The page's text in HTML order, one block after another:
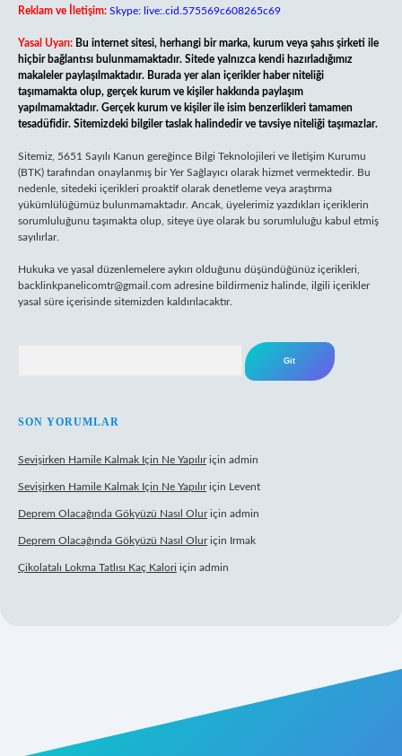
Reklam ve İletişim: Skype: live:.cid.575569c608265c69
Yasal Uyarı: Bu internet sitesi, herhangi bir marka, kurum veya şahıs şirketi ile
hiçbir bağlantısı bulunmamaktadır. Sitede yalnızca kendi hazırladığımız
makaleler paylaşılmaktadır. Burada yer alan içerikler haber niteliği
taşımamakta olup, gerçek kurum ve kişiler hakkında paylaşım
yapılmamaktadır. Gerçek kurum ve kişiler ile isim benzerlikleri tamamen
tesadüfidir. Sitemizdeki bilgiler taslak halindedir ve tavsiye niteliği taşımazlar.
Sitemiz, 5651 Sayılı Kanun gereğince Bilgi Teknolojileri ve İletişim Kurumu
(BTK) tarafından onaylanmış bir Yer Sağlayıcı olarak hizmet vermektedir. Bu
nedenle, sitedeki içerikleri proaktif olarak denetleme veya araştırma
yükümlülüğümüz bulunmamaktadır. Ancak, üyelerimiz yazdıkları içeriklerin
sorumluluğunu taşımakta olup, siteye üye olarak bu sorumluluğu kabul etmiş
sayılırlar.
Hukuka ve yasal düzenlemelere aykırı olduğunu düşündüğünüz içerikleri,
backlinkpanelicomtr@gmail.com adresine bildirmeniz halinde, ilgili içerikler
yasal süre içerisinde sitemizden kaldırılacaktır.
SON YORUMLAR
Sevişirken Hamile Kalmak Için Ne Yapılıriçin admin
Sevişirken Hamile Kalmak Için Ne Yapılıriçin Levent
Deprem Olacağında Gökyüzü Nasıl Oluriçin admin
Deprem Olacağında Gökyüzü Nasıl Oluriçin Irmak
Çikolatalı Lokma Tatlısı Kaç Kalori için admin